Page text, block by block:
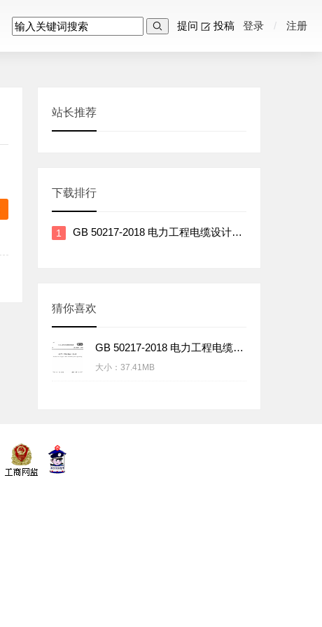
 提问 投稿 登录 / 注册
站长推荐
下载排行
GB 50217-2018 电力工程电缆设计标准
猜你喜欢
GB 50217-2018 电力工程电缆设计标准
大小： 37.41MB